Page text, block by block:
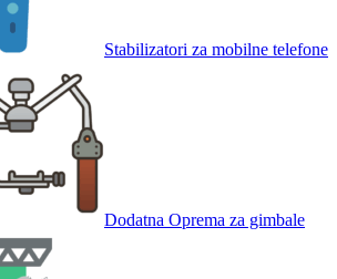
Stabilizatori za mobilne telefone
Dodatna Oprema za gimbale